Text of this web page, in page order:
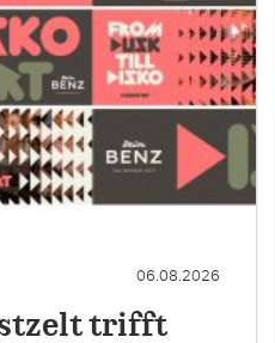
06.08.2026
trifft